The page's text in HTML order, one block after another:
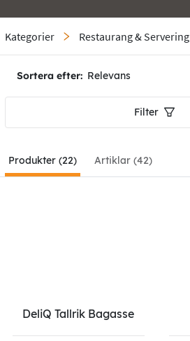
Kategorier Restaurang & Servering
Sortera efter: Relevans
Filter
Produkter (22) Artiklar (42)
DeliQ Tallrik Bagasse